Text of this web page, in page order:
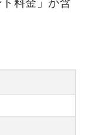
料金」が含